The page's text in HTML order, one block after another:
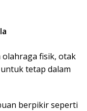
fisik, otak
tetap dalam
berpikir seperti